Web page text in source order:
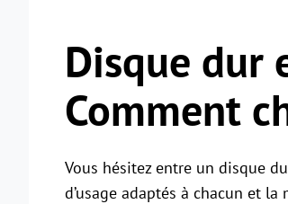
Disque dur
Comment
Vous hésitez entre un disque
d’usage adaptés à chacun et